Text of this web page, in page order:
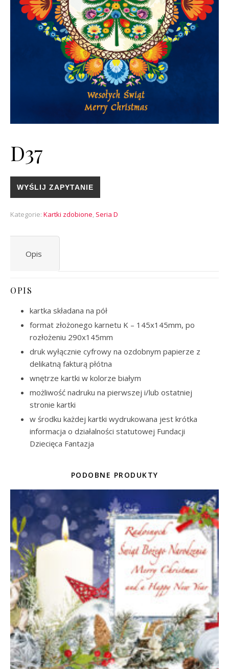
D37
WYŚLIJ ZAPYTANIE
Kategorie: Kartki zdobione, Seria D
Opis
OPIS
kartka składana na pół
format złożonego karnetu K – 145x145mm, po
rozłożeniu 290x145mm
druk wyłącznie cyfrowy na ozdobnym papierze z
delikatną fakturą płótna
wnętrze kartki w kolorze białym
możliwość nadruku na pierwszej i/lub ostatniej
stronie kartki
w środku każdej kartki wydrukowana jest krótka
informacja o działalności statutowej Fundacji
Dziecięca Fantazja
PODOBNE PRODUKTY